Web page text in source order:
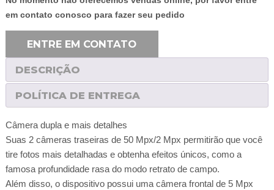
em contato conosco para fazer seu pedido
ENTRE EM CONTATO
DESCRIÇÃO
POLÍTICA DE ENTREGA
Câmera dupla e mais detalhes
Suas 2 câmeras traseiras de 50 Mpx/2 Mpx permitirão que você
tire fotos mais detalhadas e obtenha efeitos únicos, como a
famosa profundidade rasa do modo retrato de campo.
Além disso, o dispositivo possui uma câmera frontal de 5 Mpx